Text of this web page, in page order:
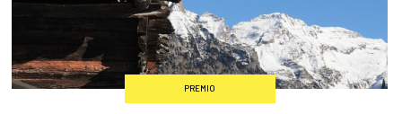
PREMIO